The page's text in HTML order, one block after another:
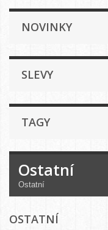
NOVINKY
SLEVY
TAGY
Ostatní
Ostatní
OSTATNÍ